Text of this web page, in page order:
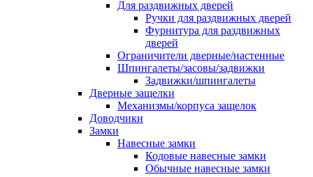
Для раздвижных дверей
Ручки для раздвижных дверей
Фурнитура для раздвижных
дверей
Ограничители дверные/настенные
Шпингалеты/засовы/задвижки
Задвижки/шпингалеты
Дверные защелки
Механизмы/корпуса защелок
Доводчики
Замки
Навесные замки
Кодовые навесные замки
Обычные навесные замки